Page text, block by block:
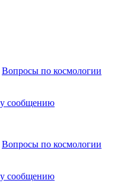
Вопросы по космологии
Вопросы по космологии